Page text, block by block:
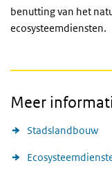
benutting van het
ecosysteemdiensten.
Meer
Stadslandbouw